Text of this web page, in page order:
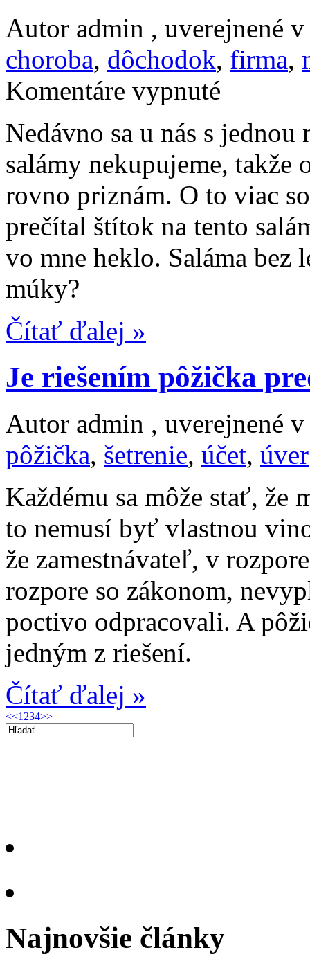
Autor admin , uverejnené
choroba, dôchodok, firma,
Komentáre vypnuté
Nedávno sa u nás s
salámy nekupujeme, takže
rovno priznám. O to viac
prečítal štítok na tento
vo mne heklo. Saláma bez
múky?
Čítať ďalej »
Je riešením pôžička
Autor admin , uverejnené
pôžička, šetrenie, účet, úver
Každému sa môže stať, že
to nemusí byť vlastnou
že zamestnávateľ, v
rozpore so zákonom,
poctivo odpracovali. A
jedným z riešení.
Čítať ďalej »
<<1 234>>
Najnovšie články